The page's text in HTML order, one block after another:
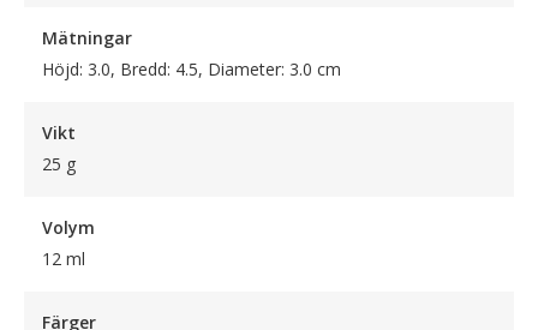
Mätningar
Höjd: 3.0, Bredd: 4.5, Diameter: 3.0 cm
Vikt
25 g
Volym
12 ml
Färger